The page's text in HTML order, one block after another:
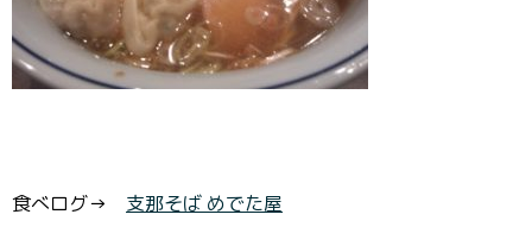
食べログ→ 支那そば めでた屋